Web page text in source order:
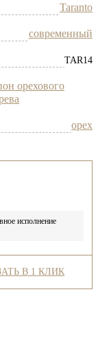
Taranto
современный
TAR14
орехового
орех
исполнение
В 1 КЛИК